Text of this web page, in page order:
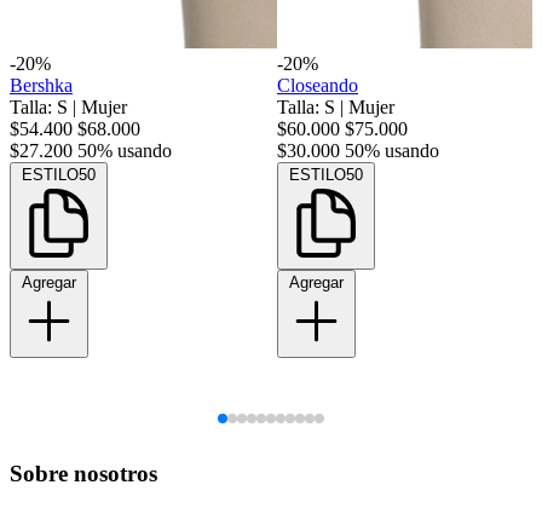
-20%
Bershka
Talla: S | Mujer
$54.400 $68.000
$27.200 50% usando
ESTILO50
Agregar
-20%
Closeando
Talla: S | Mujer
$60.000 $75.000
$30.000 50% usando
ESTILO50
Agregar
Sobre nosotros